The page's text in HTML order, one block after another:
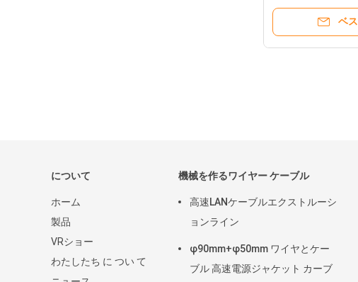
ベ
について
ホーム
製品
VRショー
わたしたち に つい て
機械を作るワイヤー ケーブル
高速LANケーブルエクストルーシ
ョンライン
φ90mm+φ50mm ワイヤとケー
ブル 高速電源ジャケット カーブ